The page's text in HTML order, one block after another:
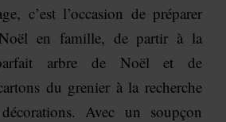
c’est l’occasion de préparer
en famille, de partir à la
arbre de Noël et de
du grenier à la recherche
Avec un soupçon